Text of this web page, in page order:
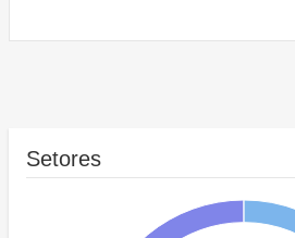
Setores